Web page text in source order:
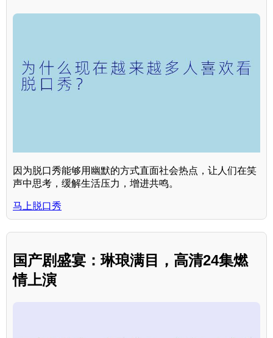
因为脱口秀能够用幽默的方式直面社会热点，让人们在笑
声中思考，缓解生活压力，增进共鸣。
马上脱口秀
国产剧盛宴：琳琅满目，高清24集燃
情上演